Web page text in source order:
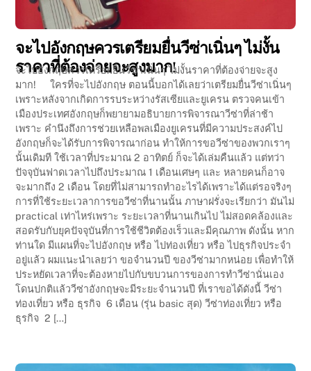
จะไปอังกฤษควรเตรียมยื่นวีซ่าเนิ่นๆ ไม่งั้น
ราคาที่ต้องจ่ายจะสูงมาก!
จะไปอังกฤษควรเตรียมยื่นวีซ่าเนิ่นๆ ไม่งั้นราคาที่ต้องจ่ายจะสูง
มาก! ใครที่จะไปอังกฤษ ตอนนี้บอกได้เลยว่าเตรียมยื่นวีซ่าเนิ่นๆ
เพราะหลังจากเกิดการรบระหว่างรัสเซียและยูเครน ตรวจคนเข้า
เมืองประเทศอังกฤษก็พยายามอธิบายการพิจารณาวีซ่าที่ล่าช้า
เพราะ คำนึงถึงการช่วยเหลือพลเมืองยูเครนที่มีความประสงค์ไป
อังกฤษก็จะได้รับการพิจารณาก่อน ทำให้การขอวีซ่าของพวกเราๆ
นั้นเดิมที ใช้เวลาที่ประมาณ 2 อาทิตย์ ก็จะได้เล่มคืนแล้ว แต่ทว่า
ปัจจุบันฟาดเวลาไปถึงประมาณ 1 เดือนเศษๆ และ หลายคนก็อาจ
จะมากถึง 2 เดือน โดยที่ไม่สามารถทำอะไรได้เพราะได้แต่รอจริงๆ
การที่ใช้ระยะเวลาการขอวีซ่าที่นานนั้น ภาษาฝรั่งจะเรียกว่า มันไม่
practical เท่าไหร่เพราะ ระยะเวลาที่นานเกินไป ไม่สอดคล้องและ
สอดรับกับยุคปัจจุบันที่การใช้ชีวิตต้องเร็วและมีคุณภาพ ดังนั้น หาก
ท่านใด มีแผนที่จะไปอังกฤษ หรือ ไปท่องเที่ยว หรือ ไปธุรกิจประจำ
อยู่แล้ว ผมแนะนำเลยว่า ขอจำนวนปี ของวีซ่ามากหน่อย เพื่อทำให้
ประหยัดเวลาที่จะต้องหายไปกับขบวนการของการทำวีซ่านั่นเอง
โดนปกติแล้ววีซ่าอังกฤษจะมีระยะจำนวนปี ที่เราขอได้ดังนี้ วีซ่า
ท่องเที่ยว หรือ ธุรกิจ 6 เดือน (รุ่น basic สุด) วีซ่าท่องเที่ยว หรือ
ธุรกิจ 2 […]